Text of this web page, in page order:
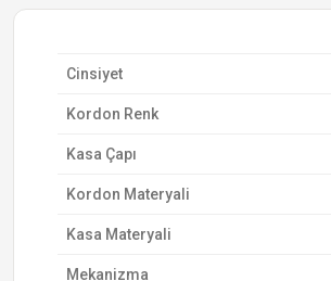
Cinsiyet
Kordon Renk
Kasa Çapı
Kordon Materyali
Kasa Materyali
Mekanizma